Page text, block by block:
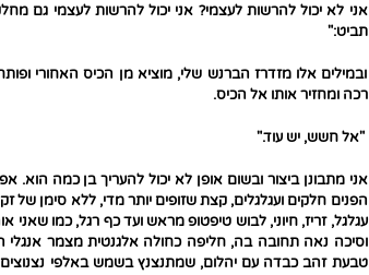
אני לא יכול להרשות לעצמי? אני יכול להרשות לעצמי
תביט:"
ובמילים אלו מזדרז הברנש שלי, מוציא מן הכיס האחורי
רכה ומחזיר אותו אל הכיס.
"אל חשש, יש עוד."
אני מתבונן ביצור ובשום אופן לא יכול להעריך בן כמה
הפנים חלקים ועגלגלים, קצת שזופים יותר מדי, ללא סימן של
עגלגל, זריז, חיוני, לבוש טיפטופ מראש ועד כף רגל, כמו
וסיכה נאה תחובה בה, חליפה כחולה אלגנטית מצמר אנגלי
טבעת זהב כבדה עם יהלום, שמתנצנץ בשמש באלפי